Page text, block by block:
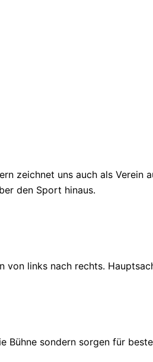
zeichnet uns auch als Verein
den Sport hinaus.
von links nach rechts.
Bühne sondern sorgen für